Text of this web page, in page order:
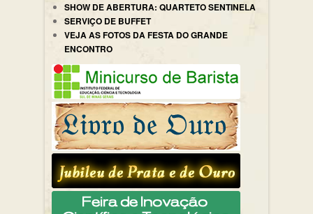
SHOW DE ABERTURA: QUARTETO SENTINELA
SERVIÇO DE BUFFET
VEJA AS FOTOS DA FESTA DO GRANDE
ENCONTRO